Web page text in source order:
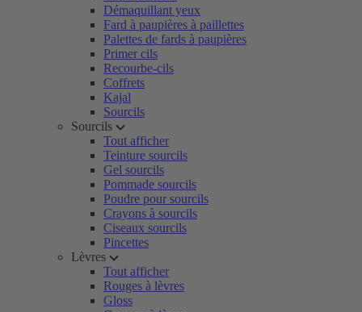
Démaquillant yeux
Fard à paupières à paillettes
Palettes de fards à paupières
Primer cils
Recourbe-cils
Coffrets
Kajal
Sourcils
Sourcils
Tout afficher
Teinture sourcils
Gel sourcils
Pommade sourcils
Poudre pour sourcils
Crayons à sourcils
Ciseaux sourcils
Pincettes
Lèvres
Tout afficher
Rouges à lèvres
Gloss